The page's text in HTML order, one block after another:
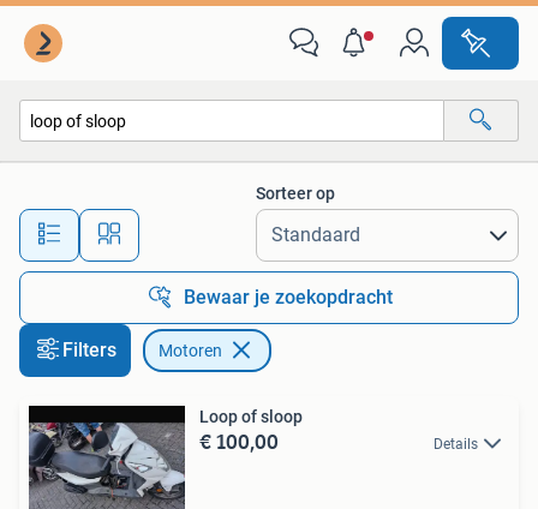
Alle afstanden…
Sorteer op
Bewaar je zoekopdracht
Filters Motoren
Loop of sloop
€ 100,00 Details